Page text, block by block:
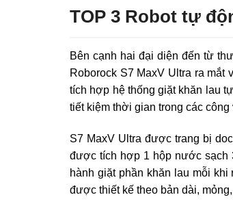
TOP 3 Robot tự
Bên cạnh hai đại diện đến từ
Roborock S7 MaxV Ultra ra
tích hợp hệ thống giặt khăn lau
tiết kiệm thời gian trong các
S7 MaxV Ultra được trang bị
được tích hợp 1 hộp nước sạch
hành giặt phần khăn lau mỗi
được thiết kế theo bản dài,